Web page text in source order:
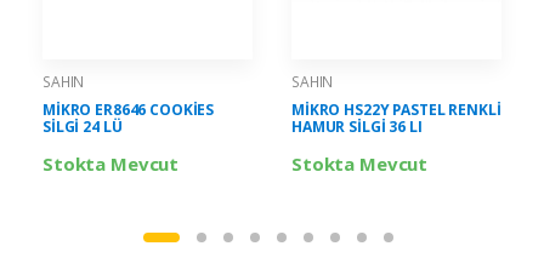
SAHIN
MİKRO ER8646 COOKİES
SİLGİ 24 LÜ
Stokta Mevcut
SAHIN
MİKRO HS22Y PASTEL RENKLİ
HAMUR SİLGİ 36 LI
Stokta Mevcut